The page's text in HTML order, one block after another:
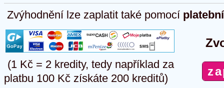
Zvýhodnění lze zaplatit také pomocí
(1 Kč = 2 kredity, tedy například za
platbu 100 Kč získáte 200 kreditů)